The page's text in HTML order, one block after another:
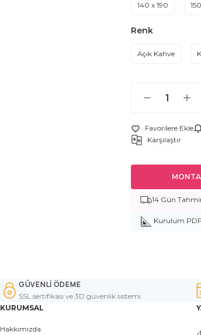
140 x 190
Renk
Açık Kahve
Karşılaştır
14 Gün
Kurulum
GÜVENLİ ÖDEME
SSL sertifikası ve 3D güvenlik sistemi.
KURUMSAL
Hakkımızda